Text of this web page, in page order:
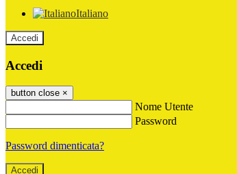
Italiano
Accedi
Accedi
button close ×
Nome Utente
Password
Password dimenticata?